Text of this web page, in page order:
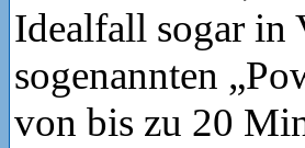
Idealfall sogar in
sogenannten
von bis zu 20